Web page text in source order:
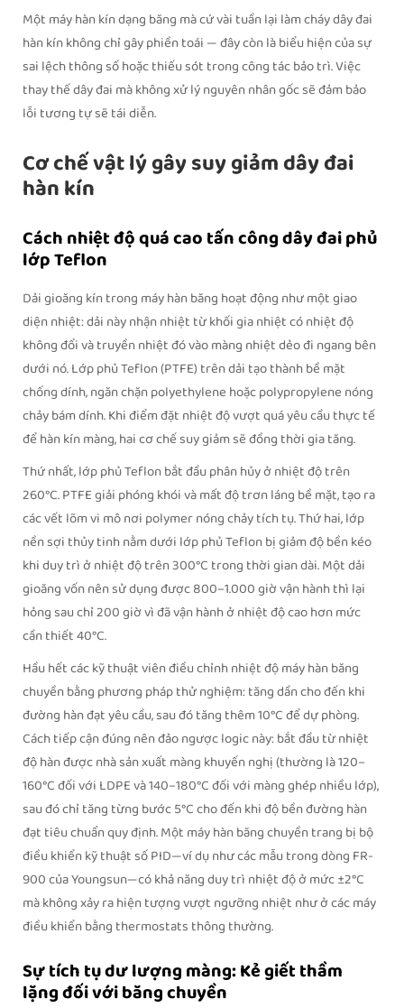
Một máy hàn kín dạng băng mà cứ vài tuần lại làm cháy dây đai
hàn kín không chỉ gây phiền toái — đây còn là biểu hiện của sự
sai lệch thông số hoặc thiếu sót trong công tác bảo trì. Việc
thay thế dây đai mà không xử lý nguyên nhân gốc sẽ đảm bảo
lỗi tương tự sẽ tái diễn.
Cơ chế vật lý gây suy giảm dây đai
hàn kín
Cách nhiệt độ quá cao tấn công dây đai phủ
lớp Teflon
Dải gioăng kín trong máy hàn băng hoạt động như một giao
diện nhiệt: dải này nhận nhiệt từ khối gia nhiệt có nhiệt độ
không đổi và truyền nhiệt đó vào màng nhiệt dẻo đi ngang bên
dưới nó. Lớp phủ Teflon (PTFE) trên dải tạo thành bề mặt
chống dính, ngăn chặn polyethylene hoặc polypropylene nóng
chảy bám dính. Khi điểm đặt nhiệt độ vượt quá yêu cầu thực tế
để hàn kín màng, hai cơ chế suy giảm sẽ đồng thời gia tăng.
Thứ nhất, lớp phủ Teflon bắt đầu phân hủy ở nhiệt độ trên
260°C. PTFE giải phóng khói và mất độ trơn láng bề mặt, tạo ra
các vết lõm vi mô nơi polymer nóng chảy tích tụ. Thứ hai, lớp
nền sợi thủy tinh nằm dưới lớp phủ Teflon bị giảm độ bền kéo
khi duy trì ở nhiệt độ trên 300°C trong thời gian dài. Một dải
gioăng vốn nên sử dụng được 800–1.000 giờ vận hành thì lại
hỏng sau chỉ 200 giờ vì đã vận hành ở nhiệt độ cao hơn mức
cần thiết 40°C.
Hầu hết các kỹ thuật viên điều chỉnh nhiệt độ máy hàn băng
chuyền bằng phương pháp thử nghiệm: tăng dần cho đến khi
đường hàn đạt yêu cầu, sau đó tăng thêm 10°C để dự phòng.
Cách tiếp cận đúng nên đảo ngược logic này: bắt đầu từ nhiệt
độ hàn được nhà sản xuất màng khuyến nghị (thường là 120–
160°C đối với LDPE và 140–180°C đối với màng ghép nhiều lớp),
sau đó chỉ tăng từng bước 5°C cho đến khi độ bền đường hàn
đạt tiêu chuẩn quy định. Một máy hàn băng chuyền trang bị bộ
điều khiển kỹ thuật số PID—ví dụ như các mẫu trong dòng FR-
900 của Youngsun—có khả năng duy trì nhiệt độ ở mức ±2°C
mà không xảy ra hiện tượng vượt ngưỡng nhiệt như ở các máy
điều khiển bằng thermostats thông thường.
Sự tích tụ dư lượng màng: Kẻ giết thầm
lặng đối với băng chuyền